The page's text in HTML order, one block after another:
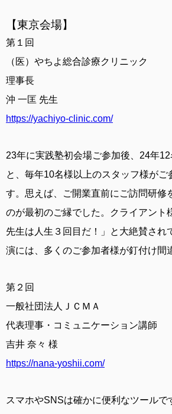
【東京会場】
第１回
（医）やちよ総合診療クリニック
理事長
沖 一匡 先生
https://yachiyo-clinic.com/
23年に実践塾初会場ご参加後、24年
と、毎年10名様以上のスタッフ様がご
す。思えば、ご開業直前にご訪問研修
のが最初のご縁でした。クライアント
先生は人生３回目だ！」と大絶賛され
演には、多くのご参加者様が釘付け間
第２回
一般社団法人ＪＣＭＡ
代表理事・コミュニケーション講師
吉井 奈々 様
https://nana-yoshii.com/
スマホやSNSは確かに便利なツールで